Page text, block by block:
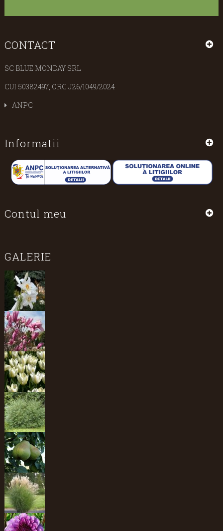
CONTACT
SC BLUE MONDAY SRL
CUI 50382497, ORC J26/1049/2024
ANPC
Informatii
Contul meu
GALERIE